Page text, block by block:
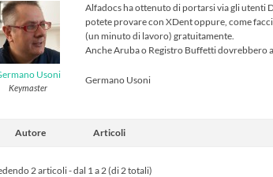
Usoni
Keymaster
Alfadocs ha ottenuto di portarsi via gli utenti
potete provare con XDent oppure, come
(un minuto di lavoro) gratuitamente.
Anche Aruba o Registro Buffetti dovrebbero
Germano Usoni
Autore Articoli
2 articoli - dal 1 a 2 (di 2 totali)